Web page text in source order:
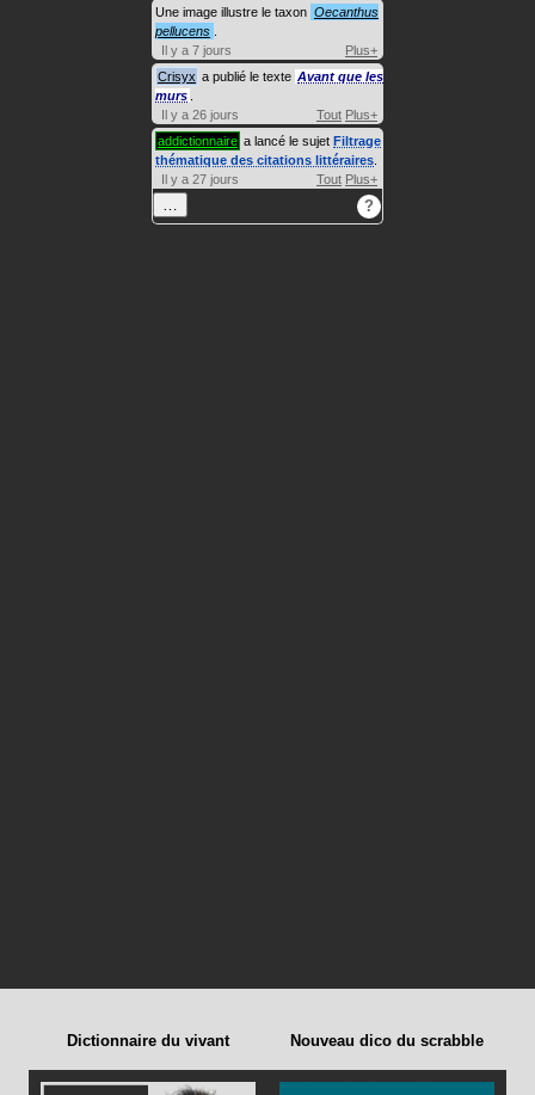
Une image illustre le taxon Oecanthus
pellucens
Il y a 7 jours
Plus+
Crisyx a publié le texte Avant que les
murs
Il y a 26 jours
Tout Plus+
addictionnaire a lancé le sujet Filtrage
thématique des citations littéraires
Il y a 27 jours
Tout Plus+
… ?
Dictionnaire du vivant Nouveau dico du scrabble